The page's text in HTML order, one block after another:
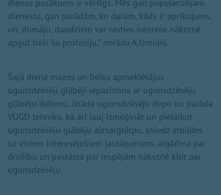
dienas pasākums ir vērtīgs. Mēs gan popularizējam
dienestu, gan parādām, ko darām, kāds ir aprīkojums,
un, domāju, daudziem var rasties interese nākotnē
apgūt tieši šo profesiju,” norāda A.Umulis.
Šajā dienā mazos un lielos apmeklētājus
ugunsdzēsēji glābēji iepazīstina ar ugunsdzēsēju
glābēju ikdienu, izrāda ugunsdzēsēju depo un parāda
VUGD tehniku, kā arī ļauj izmēģināt un pielaikot
ugunsdzēsēju glābēju aizsargtērpu, sniedz atbildes
uz visiem interesējošiem jautājumiem, atgādina par
drošību un pastāsta par iespējām nākotnē kļūt par
ugunsdzēsēju.